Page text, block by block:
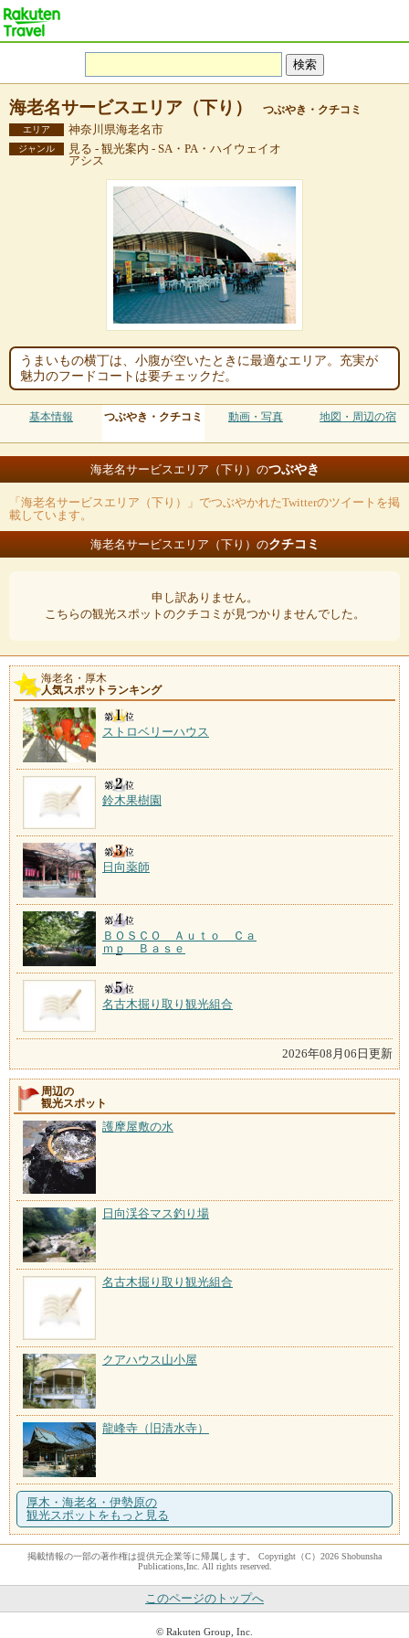
海老名サービスエリア（下り） つぶやき・クチコミ
エリア 神奈川県海老名市
ジャンル
見る - 観光案内 - SA・PA・ハイウェイオ
アシス
うまいもの横丁は、小腹が空いたときに最適なエリア。充実が
魅力のフードコートは要チェックだ。
基本情報 つぶやき・クチコミ 動画・写真 地図・周辺の宿
海老名サービスエリア（下り）のつぶやき
「海老名サービスエリア（下り）」でつぶやかれたTwitterのツイートを掲
載しています。
海老名サービスエリア（下り）のクチコミ
申し訳ありません。
こちらの観光スポットのクチコミが見つかりませんでした。
海老名・厚木
人気スポットランキング
ストロベリーハウス
鈴木果樹園
日向薬師
ＢＯＳＣＯ Ａｕｔｏ Ｃａ
ｍｐ Ｂａｓｅ
名古木掘り取り観光組合
2026年08月06日更新
周辺の
観光スポット
護摩屋敷の水
日向渓谷マス釣り場
名古木掘り取り観光組合
クアハウス山小屋
龍峰寺（旧清水寺）
厚木・海老名・伊勢原の
観光スポットをもっと見る
掲載情報の一部の著作権は提供元企業等に帰属します。 Copyright（C）2026 Shobunsha
Publications,Inc. All rights reserved.
このページのトップへ
© Rakuten Group, Inc.